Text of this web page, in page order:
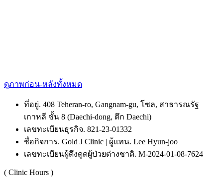
ดูภาพก่อน-หลังทั้งหมด
ที่อยู่. 408 Teheran-ro, Gangnam-gu, โซล, สาธารณรัฐ
เกาหลี ชั้น 8 (Daechi-dong, ตึก Daechi)
เลขทะเบียนธุรกิจ. 821-23-01332
ชื่อกิจการ. Gold J Clinic | ผู้แทน. Lee Hyun-joo
เลขทะเบียนผู้ดึงดูดผู้ป่วยต่างชาติ. M-2024-01-08-7624
( Clinic Hours )